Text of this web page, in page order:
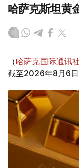
哈萨克斯坦黄
（哈萨克国际通讯
截至2026年8月6日